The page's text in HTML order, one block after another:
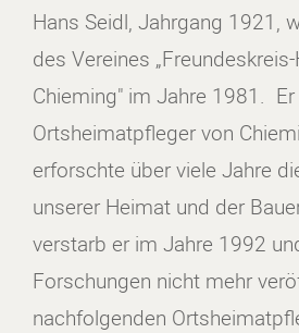
Hans Seidl, Jahrgang 1921,
des Vereines
Chieming" im Jahre 1981.
Ortsheimatpfleger von
erforschte über viele Jahre
unserer Heimat und der
verstarb er im Jahre 1992
Forschungen nicht mehr
nachfolgenden